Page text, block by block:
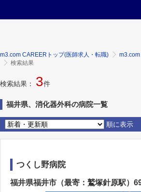
m3.com CAREERトップ(医師求人・転職)
検索結果
検索結果： 3件
福井県、消化器外科の病院一覧
順に表示
つくし野病院
福井県福井市（最寄：鷲塚針原駅）